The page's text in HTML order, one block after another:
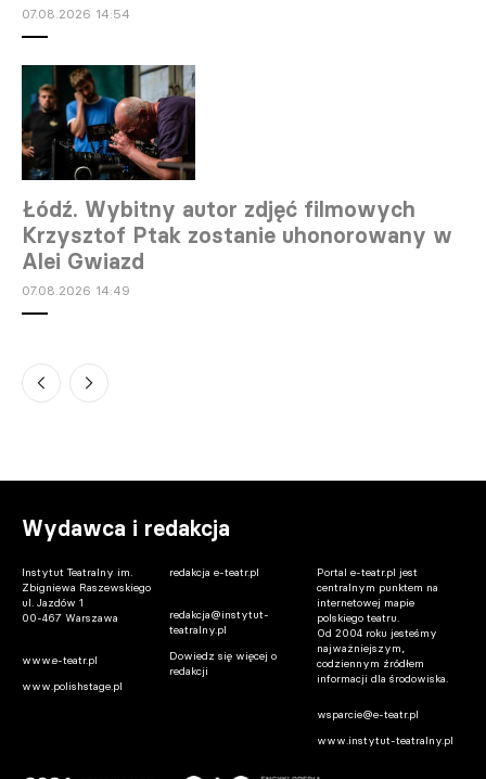
07.08.2026 14:54
Łódź. Wybitny autor zdjęć filmowych
Krzysztof Ptak zostanie uhonorowany w
Alei Gwiazd
07.08.2026 14:49
piętrze Pałacu Kultury trwa
Gdańsk. Donald Tusk spotkał się z Jesse
prezent
Warszawa. Iga Cembrzyńska spocznie na
Wydawca i redakcja
Instytut Teatralny im.
Zbigniewa Raszewskiego
ul. Jazdów 1
00-467 Warszawa
www.e-teatr.pl
www.polishstage.pl
redakcja e-teatr.pl
redakcja@instytut-
teatralny.pl
Dowiedz się więcej o
redakcji
Portal e-teatr.pl jest
centralnym punktem na
internetowej mapie
polskiego teatru.
Od 2004 roku jesteśmy
najważniejszym,
codziennym źródłem
informacji dla środowiska.
wsparcie@e-teatr.pl
www.instytut-teatralny.pl